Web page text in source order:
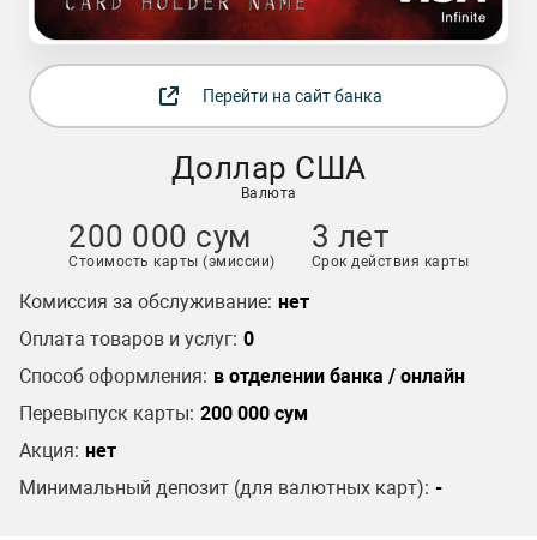
Перейти на сайт банка
Доллар США
Валюта
200 000 сум
Стоимость карты (эмиссии)
3 лет
Срок действия карты
Комиссия за обслуживание: нет
Оплата товаров и услуг: 0
Способ оформления: в отделении банка / онлайн
Перевыпуск карты: 200 000 сум
Акция: нет
Минимальный депозит (для валютных карт): -